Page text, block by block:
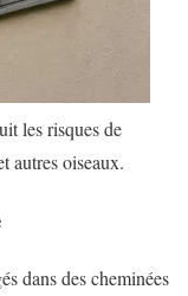
les risques de
autres oiseaux.
dans des cheminées